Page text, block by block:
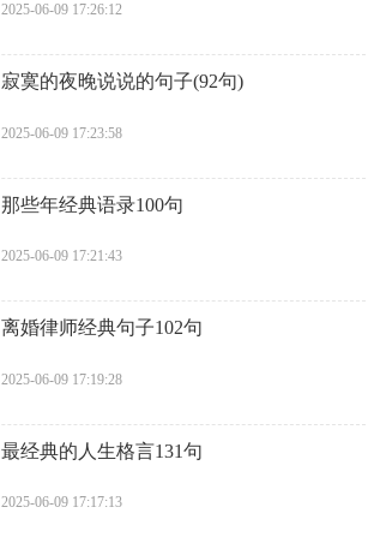
2025-06-09 17:26:12
​寂寞的夜晚说说的句子(92句)
2025-06-09 17:23:58
​那些年经典语录100句
2025-06-09 17:21:43
​离婚律师经典句子102句
2025-06-09 17:19:28
​最经典的人生格言131句
2025-06-09 17:17:13